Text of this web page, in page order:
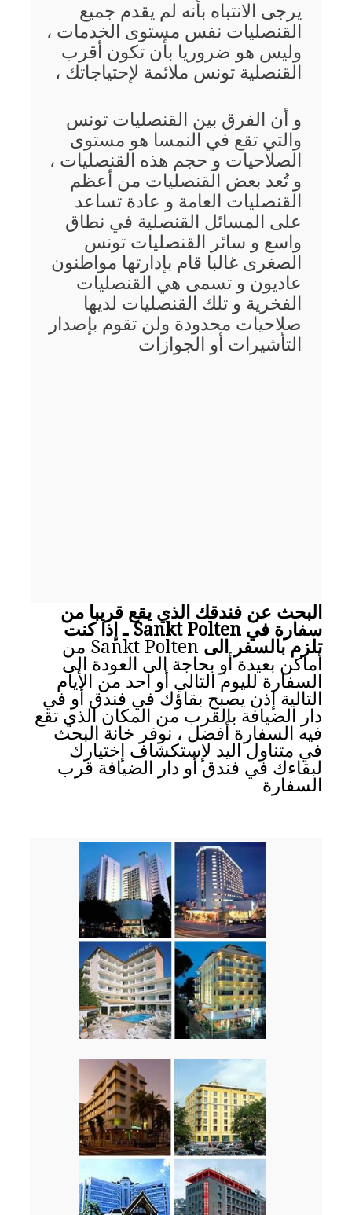
يرجى الانتباه بأنه لم يقدم جميع
القنصليات نفس مستوى الخدمات ،
وليس هو ضروريا بأن تكون أقرب
القنصلية تونس ملائمة لإحتياجاتك ،
و أن الفرق بين القنصليات تونس
والتي تقع في النمسا هو مستوى
الصلاحيات و حجم هذه القنصليات ،
و تُعد بعض القنصليات من أعظم
القنصليات العامة و عادة تساعد
على المسائل القنصلية في نطاق
واسع و سائر القنصليات تونس
الصغرى غالبا قام بإدارتها مواطنون
عاديون و تسمى هي القنصليات
الفخرية و تلك القنصليات لديها
صلاحيات محدودة ولن تقوم بإصدار
التأشيرات أو الجوازات
البحث عن فندقك الذي يقع قريبا من
سفارة في Sankt Polten ـ إذا كنت
تلزم بالسفر الى
Sankt Polten من
أماكن بعيدة أو بحاجة الى العودة الى
السفارة لليوم التالي أو احد من الأيام
التالية إذن يصبح بقاؤك في فندق أو في
دار الضيافة بالقرب من المكان الذي تقع
فيه السفارة أفضل ، نوفر خانة البحث
في متناول اليد لإستكشاف إختيارك
لبقاءك في فندق أو دار الضيافة قرب
السفارة